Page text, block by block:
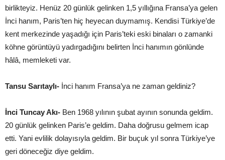
birlikteyiz. Henüz 20 günlük gelinken 1,5 yıllığına Fransa’ya gelen
İnci hanım, Paris’ten hiç heyecan duymamış. Kendisi Türkiye’de
kent merkezinde yaşadığı için Paris’teki eski binaları o zamanki
köhne görüntüyü yadırgadığını belirten İnci hanımın gönlünde
hâlâ, memleketi var.
Tansu Sarıtaylı- İnci hanım Fransa’ya ne zaman geldiniz?
İnci Tuncay Akı- Ben 1968 yılının şubat ayının sonunda geldim.
20 günlük gelinken Paris’e geldim. Daha doğrusu gelmem icap
etti. Yani evlilik dolayısıyla geldim. Bir buçuk yıl sonra Türkiye’ye
geri döneceğiz diye geldim.